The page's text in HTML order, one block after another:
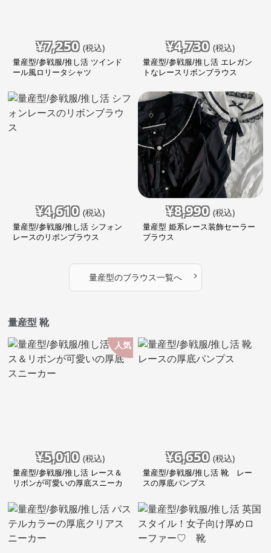
¥7,250 (税込)
量産型/参戦服/推し活 ツインド
ール風ロリータシャツ
¥4,730 (税込)
量産型/参戦服/推し活 エレガン
トなレースリボンブラウス
¥4,610 (税込)
量産型/参戦服/推し活 シフォン
レースのリボンブラウス
¥8,990 (税込)
量産型 姫系レース装飾セーラー
ブラウス
量産型のブラウス一覧へ ›
量産型 靴
人気
¥5,010 (税込)
量産型/参戦服/推し活 レース＆
リボンが可愛いの厚底スニーカ
¥6,650 (税込)
量産型/参戦服/推し活 靴 レー
スの厚底パンプス